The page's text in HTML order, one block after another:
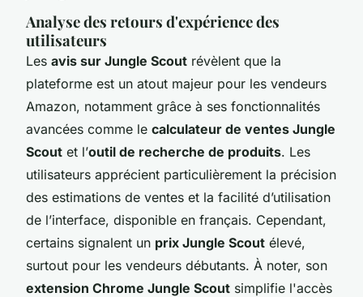
Analyse des retours d'expérience des
utilisateurs
Les avis sur Jungle Scout révèlent que la
plateforme est un atout majeur pour les vendeurs
Amazon, notamment grâce à ses fonctionnalités
avancées comme le calculateur de ventes Jungle
Scout et l’outil de recherche de produits. Les
utilisateurs apprécient particulièrement la précision
des estimations de ventes et la facilité d’utilisation
de l’interface, disponible en français. Cependant,
certains signalent un prix Jungle Scout élevé,
surtout pour les vendeurs débutants. À noter, son
extension Chrome Jungle Scout simplifie l'accès